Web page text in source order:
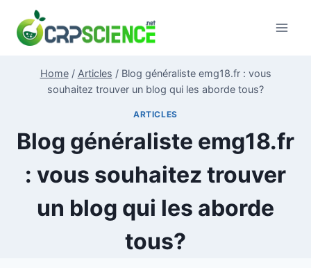
content
Home / Articles / Blog généraliste emg18.fr : vous
souhaitez trouver un blog qui les aborde tous?
ARTICLES
Blog généraliste emg18.fr
: vous souhaitez trouver
un blog qui les aborde
tous?